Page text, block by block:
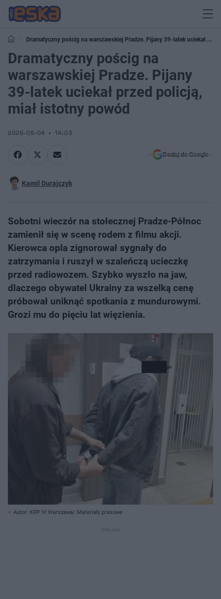
Dramatyczny pościg na warszawskiej Pradze. Pijany 39-latek uciekał
przed policją, miał istotny powód
Dramatyczny pościg na
warszawskiej Pradze. Pijany
39-latek uciekał przed policją,
miał istotny powód
2026-05-04 14:03
Dodaj do Google
Kamil Durajczyk
Sobotni wieczór na stołecznej Pradze-Północ
zamienił się w scenę rodem z filmu akcji.
Kierowca opla zignorował sygnały do
zatrzymania i ruszył w szaleńczą ucieczkę
przed radiowozem. Szybko wyszło na jaw,
dlaczego obywatel Ukrainy za wszelką cenę
próbował uniknąć spotkania z mundurowymi.
Grozi mu do pięciu lat więzienia.
Autor: KRP VI Warszawa/ Materiały prasowe